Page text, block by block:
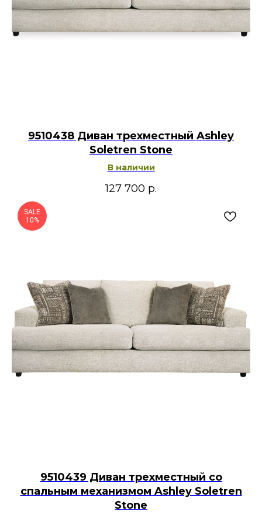
9510438 Диван трехместный Ashley
Soletren Stone
В наличии
127 700 р.
SALE
10%
9510439 Диван трехместный со
спальным механизмом Ashley Soletren
Stone